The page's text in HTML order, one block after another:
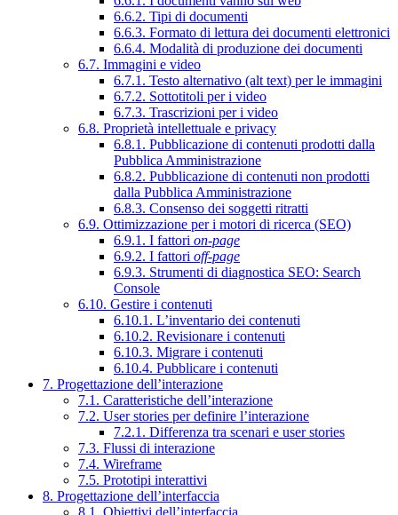
6.6.2. Tipi di documenti
6.6.3. Formato di lettura dei documenti elettronici
6.6.4. Modalità di produzione dei documenti
6.7. Immagini e video
6.7.1. Testo alternativo (alt text) per le immagini
6.7.2. Sottotitoli per i video
6.7.3. Trascrizioni per i video
6.8. Proprietà intellettuale e privacy
6.8.1. Pubblicazione di contenuti prodotti dalla
Pubblica Amministrazione
6.8.2. Pubblicazione di contenuti non prodotti
dalla Pubblica Amministrazione
6.8.3. Consenso dei soggetti ritratti
6.9. Ottimizzazione per i motori di ricerca (SEO)
6.9.1. I fattori on-page
6.9.2. I fattori off-page
6.9.3. Strumenti di diagnostica SEO: Search
Console
6.10. Gestire i contenuti
6.10.1. L’inventario dei contenuti
6.10.2. Revisionare i contenuti
6.10.3. Migrare i contenuti
6.10.4. Pubblicare i contenuti
7. Progettazione dell’interazione
7.1. Caratteristiche dell’interazione
7.2. User stories per definire l’interazione
7.2.1. Differenza tra scenari e user stories
7.3. Flussi di interazione
7.4. Wireframe
7.5. Prototipi interattivi
8. Progettazione dell’interfaccia
8.1. Obiettivi dell’interfaccia